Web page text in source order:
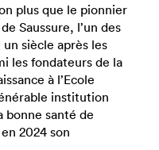
plus que le pionnier
Saussure, l’un des
siècle après les
les fondateurs de la
à l’Ecole
institution
bonne santé de
2024 son